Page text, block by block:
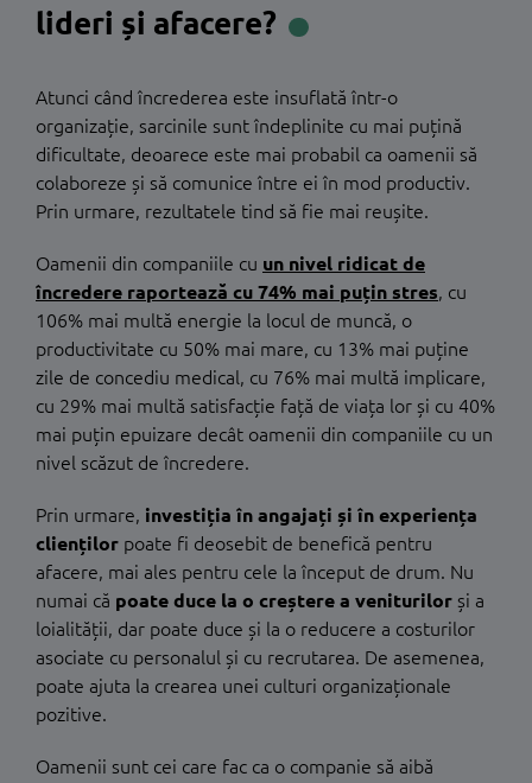
lideri și afacere?
Atunci când încrederea este insuflată într-o
organizație, sarcinile sunt îndeplinite cu mai puțină
dificultate, deoarece este mai probabil ca oamenii să
colaboreze și să comunice între ei în mod productiv.
Prin urmare, rezultatele tind să fie mai reușite.
Oamenii din companiile cu un nivel ridicat de
încredere raportează cu 74% mai puțin stres, cu
106% mai multă energie la locul de muncă, o
productivitate cu 50% mai mare, cu 13% mai puține
zile de concediu medical, cu 76% mai multă implicare,
cu 29% mai multă satisfacție față de viața lor și cu 40%
mai puțin epuizare decât oamenii din companiile cu un
nivel scăzut de încredere.
Prin urmare, investiția în angajați și în experiența
clienților poate fi deosebit de benefică pentru
afacere, mai ales pentru cele la început de drum. Nu
numai că poate duce la o creștere a veniturilor și a
loialității, dar poate duce și la o reducere a costurilor
asociate cu personalul și cu recrutarea. De asemenea,
poate ajuta la crearea unei culturi organizaționale
pozitive.
Oamenii sunt cei care fac ca o companie să aibă